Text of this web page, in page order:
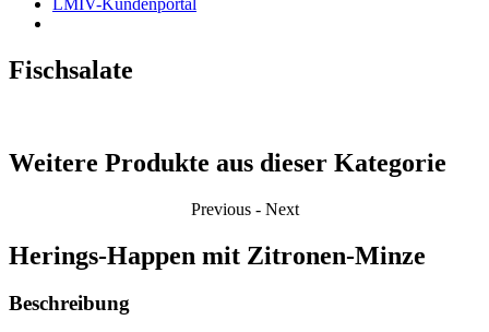
LMIV-Kundenportal
Fischsalate
Weitere Produkte aus dieser Kategorie
Previous- Next
Herings-Happen mit Zitronen-Minze
Beschreibung